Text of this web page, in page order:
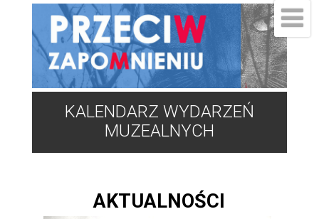
KALENDARZ WYDARZEŃ
MUZEALNYCH
AKTUALNOŚCI